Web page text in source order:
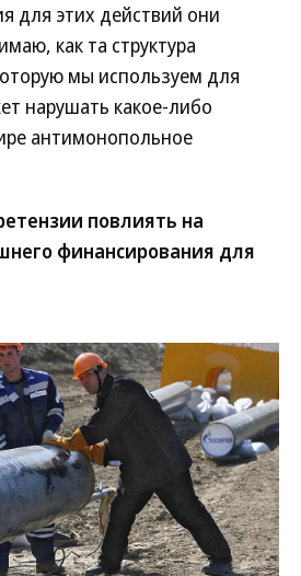
для этих действий они
как та структура
мы используем для
нарушать какое-либо
антимонопольное
повлиять на
финансирования для